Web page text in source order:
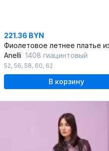
221.36 BYN
Anelli 1408 гиацинтовый
52, 56, 58, 60, 62
В корзину